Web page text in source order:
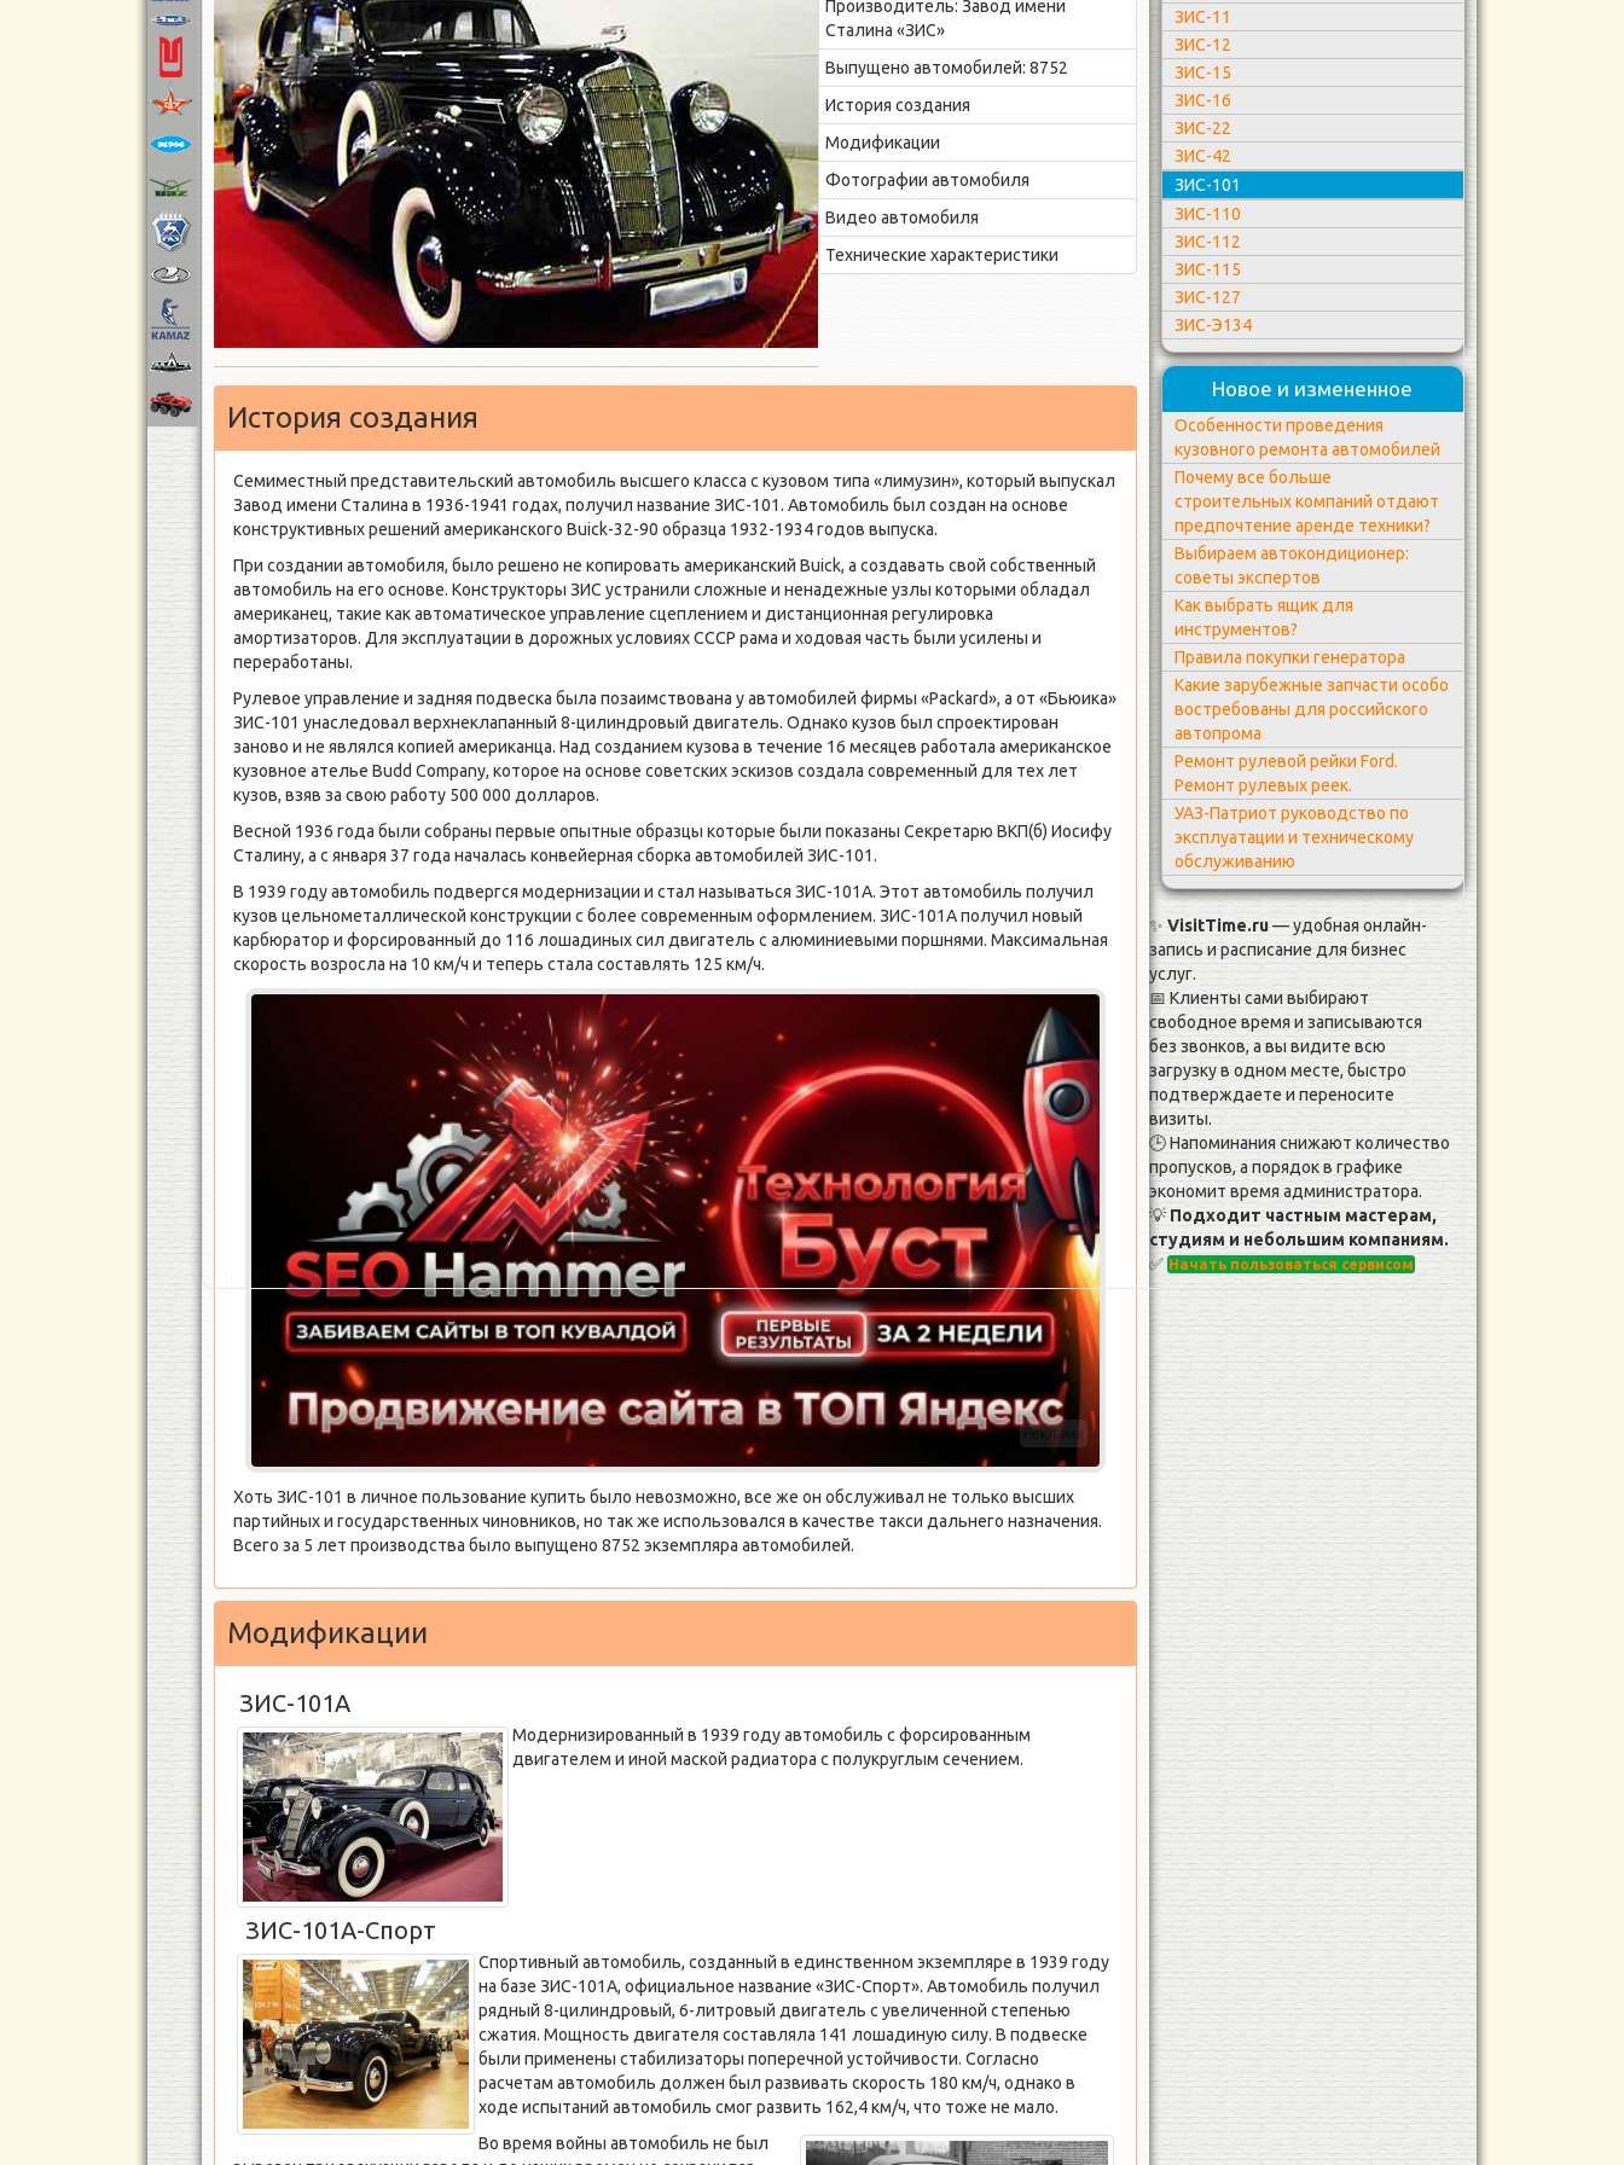
Производитель: Завод имени
Сталина «ЗИС»
Выпущено автомобилей: 8752
История создания
Модификации
Фотографии автомобиля
Видео автомобиля
Технические характеристики
История создания
Семиместный представительский автомобиль высшего класса с кузовом типа «лимузин», который выпускал
Завод имени Сталина в 1936-1941 годах, получил название ЗИС-101. Автомобиль был создан на основе
конструктивных решений американского Buick-32-90 образца 1932-1934 годов выпуска.
При создании автомобиля, было решено не копировать американский Buick, а создавать свой собственный
автомобиль на его основе. Конструкторы ЗИС устранили сложные и ненадежные узлы которыми обладал
американец, такие как автоматическое управление сцеплением и дистанционная регулировка
амортизаторов. Для эксплуатации в дорожных условиях СССР рама и ходовая часть были усилены и
переработаны.
Рулевое управление и задняя подвеска была позаимствована у автомобилей фирмы «Packard», а от «Бьюика»
ЗИС-101 унаследовал верхнеклапанный 8-цилиндровый двигатель. Однако кузов был спроектирован
заново и не являлся копией американца. Над созданием кузова в течение 16 месяцев работала американское
кузовное ателье Budd Company, которое на основе советских эскизов создала современный для тех лет
кузов, взяв за свою работу 500 000 долларов.
Весной 1936 года были собраны первые опытные образцы которые были показаны Секретарю ВКП(б) Иосифу
Сталину, а с января 37 года началась конвейерная сборка автомобилей ЗИС-101.
В 1939 году автомобиль подвергся модернизации и стал называться ЗИС-101А. Этот автомобиль получил
кузов цельнометаллической конструкции с более современным оформлением. ЗИС-101А получил новый
карбюратор и форсированный до 116 лошадиных сил двигатель с алюминиевыми поршнями. Максимальная
скорость возросла на 10 км/ч и теперь стала составлять 125 км/ч.
Реклама
Хоть ЗИС-101 в личное пользование купить было невозможно, все же он обслуживал не только высших
партийных и государственных чиновников, но так же использовался в качестве такси дальнего назначения.
Всего за 5 лет производства было выпущено 8752 экземпляра автомобилей.
Модификации
ЗИС-101А
Модернизированный в 1939 году автомобиль с форсированным
двигателем и иной маской радиатора с полукруглым сечением.
ЗИС-101А-Спорт
Спортивный автомобиль, созданный в единственном экземпляре в 1939 году
на базе ЗИС-101А, официальное название «ЗИС-Спорт». Автомобиль получил
рядный 8-цилиндровый, 6-литровый двигатель с увеличенной степенью
сжатия. Мощность двигателя составляла 141 лошадиную силу. В подвеске
были применены стабилизаторы поперечной устойчивости. Согласно
расчетам автомобиль должен был развивать скорость 180 км/ч, однако в
ходе испытаний автомобиль смог развить 162,4 км/ч, что тоже не мало.
Во время войны автомобиль не был
ЗИС-11
ЗИС-12
ЗИС-15
ЗИС-16
ЗИС-22
ЗИС-42
ЗИС-101
ЗИС-110
ЗИС-112
ЗИС-115
ЗИС-127
ЗИС-Э134
Новое и измененное
Особенности проведения
кузовного ремонта автомобилей
Почему все больше
строительных компаний отдают
предпочтение аренде техники?
Выбираем автокондиционер:
советы экспертов
Как выбрать ящик для
инструментов?
Правила покупки генератора
Какие зарубежные запчасти особо
востребованы для российского
автопрома
Ремонт рулевой рейки Ford.
Ремонт рулевых реек.
УАЗ-Патриот руководство по
эксплуатации и техническому
обслуживанию
✨ VisitTime.ru— удобная онлайн-
запись и расписание для бизнес
услуг.
📅 Клиенты сами выбирают
свободное время и записываются
без звонков, а вы видите всю
загрузку в одном месте, быстро
подтверждаете и переносите
визиты.
🕒 Напоминания снижают количество
пропусков, а порядок в графике
экономит время администратора.
💡 Подходит частным мастерам,
студиям и небольшим компаниям.
✅ Начать пользоваться сервисом